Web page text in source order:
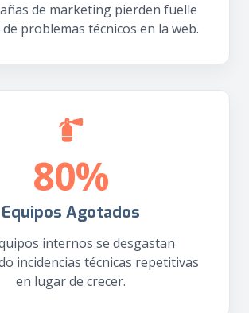
de marketing pierden fuelle
problemas técnicos en la web.
80%
Equipos Agotados
internos se desgastan
incidencias técnicas repetitivas
en lugar de crecer.